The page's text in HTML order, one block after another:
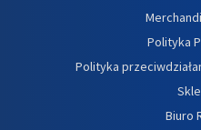
Polityka
Polityka
Biuro